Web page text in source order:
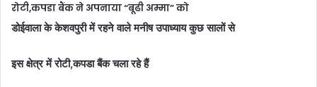
रोटी,कपडा बैंक ने अपनाया “बूढी अम्मा” को
डोईवाला के केशवपुरी में रहने वाले मनीष उपाध्याय कुछ सालों से
इस क्षेत्र में रोटी,कपडा बैंक चला रहे हैं